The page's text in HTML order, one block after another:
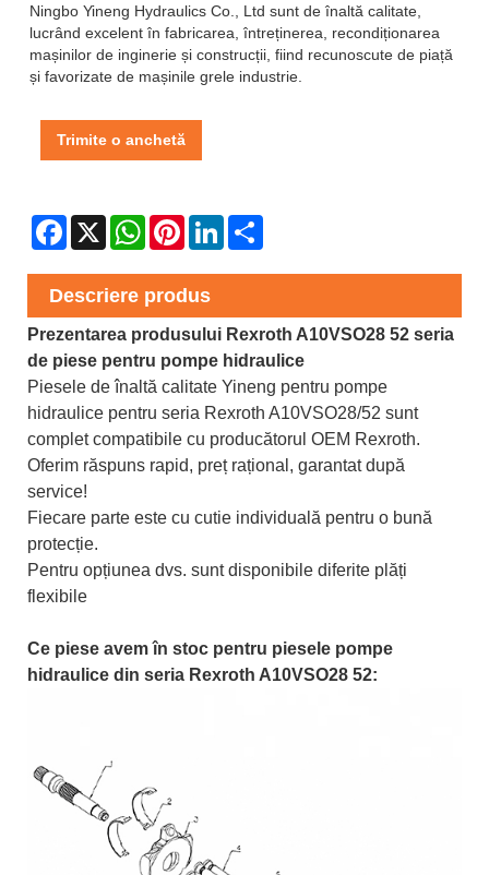
Ningbo Yineng Hydraulics Co., Ltd sunt de înaltă calitate,
lucrând excelent în fabricarea, întreținerea, recondiționarea
mașinilor de inginerie și construcții, fiind recunoscute de piață
și favorizate de mașinile grele industrie.
Trimite o anchetă
Facebook
X WhatsAppPinterestLinkedIn
Descriere produs
Prezentarea produsului Rexroth A10VSO28 52 seria
de piese pentru pompe hidraulice
Piesele de înaltă calitate Yineng pentru pompe
hidraulice pentru seria Rexroth A10VSO28/52 sunt
complet compatibile cu producătorul OEM Rexroth.
Oferim răspuns rapid, preț rațional, garantat după
service!
Fiecare parte este cu cutie individuală pentru o bună
protecție.
Pentru opțiunea dvs. sunt disponibile diferite plăți
flexibile
Ce piese avem în stoc pentru piesele pompe
hidraulice din seria Rexroth A10VSO28 52: